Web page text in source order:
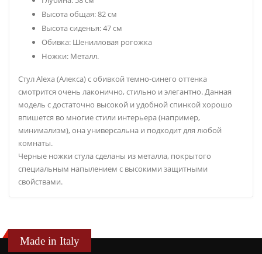
Высота общая: 82 см
Высота сиденья: 47 см
Обивка: Шенилловая рогожка
Ножки: Металл.
Стул Alexa (Алекса) с обивкой темно-синего оттенка
смотрится очень лаконично, стильно и элегантно. Данная
модель с достаточно высокой и удобной спинкой хорошо
впишется во многие стили интерьера (например,
минимализм), она универсальна и подходит для любой
комнаты.
Черные ножки стула сделаны из металла, покрытого
специальным напылением с высокими защитными
свойствами.
Made in Italy